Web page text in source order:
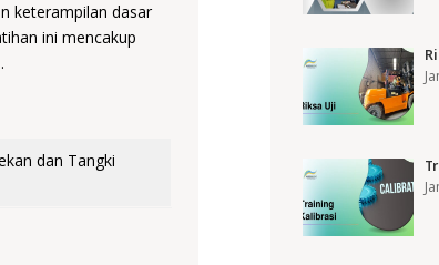
keterampilan dasar
ini mencakup
dan Tangki